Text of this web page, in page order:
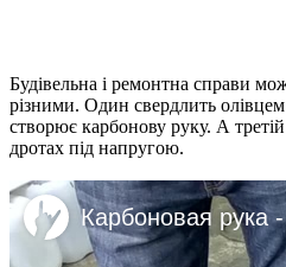
Будівельна і ремонтна справи
різними. Один свердлить
створює карбонову руку. А
дротах під напругою.